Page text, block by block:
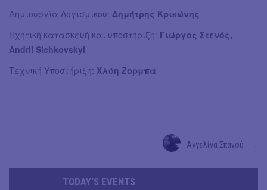
Δημιουργία Λογισμικού: Δημήτρης Κρικώνης
Ηχητική κατασκευή και υποστήριξη: Γιώργος Στενός,
Andrii Sichkovskyi
Τεχνική Υποστήριξη: Χλόη Ζορμπά
Αγγελίνα Σπανού
TODAY'S EVENTS